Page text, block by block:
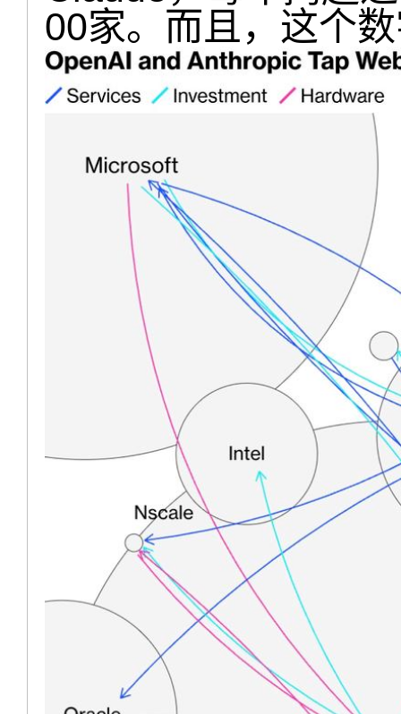
00家。而且，这个